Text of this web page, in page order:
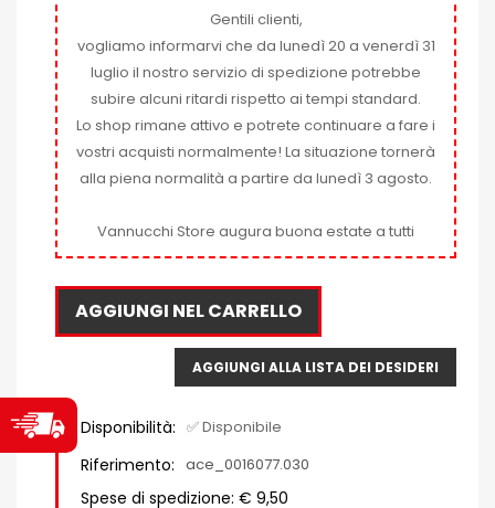
Gentili clienti,
vogliamo informarvi che da lunedì 20 a venerdì 31
luglio il nostro servizio di spedizione potrebbe
subire alcuni ritardi rispetto ai tempi standard.
Lo shop rimane attivo e potrete continuare a fare i
vostri acquisti normalmente! La situazione tornerà
alla piena normalità a partire da lunedì 3 agosto.
Vannucchi Store augura buona estate a tutti
AGGIUNGI NEL CARRELLO
AGGIUNGI ALLA LISTA DEI DESIDERI
Disponibilità: ✅ Disponibile
Riferimento: ace_0016077.030
Spese di spedizione: € 9,50